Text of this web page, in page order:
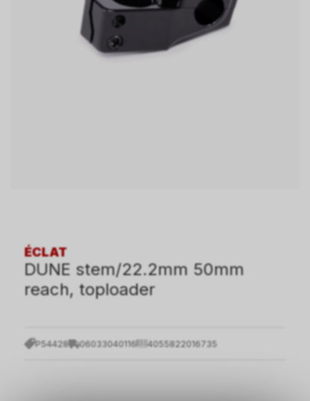
ÉCLAT
DUNE stem/22.2mm 50mm
reach, toploader
P54428 06033040116 4055822016735